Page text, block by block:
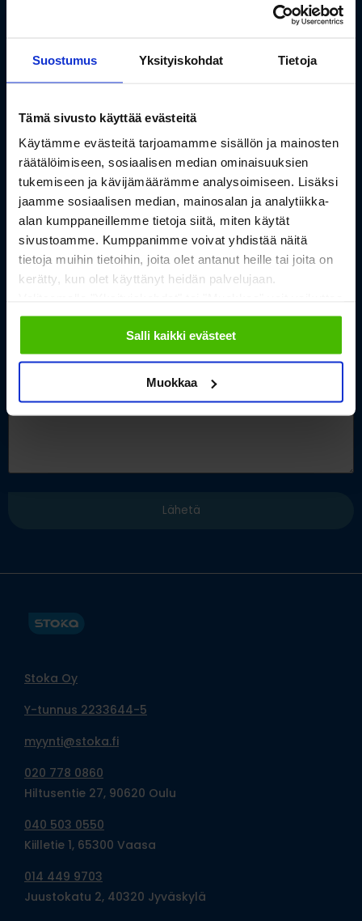
Suostumus Yksityiskohdat Tietoja
Tämä sivusto käyttää evästeitä
Käytämme evästeitä tarjoamamme sisällön ja mainosten
räätälöimiseen, sosiaalisen median ominaisuuksien
tukemiseen ja kävijämäärämme analysoimiseen. Lisäksi
jaamme sosiaalisen median, mainosalan ja analytiikka-
alan kumppaneillemme tietoja siitä, miten käytät
sivustoamme. Kumppanimme voivat yhdistää näitä
tietoja muihin tietoihin, joita olet antanut heille tai joita on
kerätty, kun olet käyttänyt heidän palvelujaan.
sallimiisi evästeisiin.
Salli kaikki evästeet
Muokkaa
Sähköposti
Viesti
Stoka Oy
Y-tunnus 2233644-5
myynti@stoka.fi
020 778 0860
Hiltusentie 27, 90620 Oulu
040 503 0550
Kiilletie 1, 65300 Vaasa
014 449 9703
Juustokatu 2, 40320 Jyväskylä